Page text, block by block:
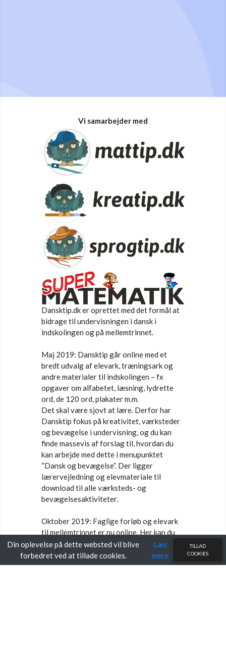
Din oplevelse på dette websted vil blive
forbedret ved at tillade cookies.
Læs
mere
TILLAD
COOKIES
Vi samarbejder med
Dansktip.dk er oprettet med det formål at
bidrage til undervisningen i dansk i
indskolingen og på mellemtrinnet.
Maj 2019: Dansktip går online med et
bredt udvalg af elevark, træningsark og
andre materialer til indskolingen – fx
opgaver om alfabetet, læsning, lydrette
ord, de 120 ord, plakater m.m.
Det skal være sjovt at lære. Derfor har
Dansktip fokus på kreativitet, værksteder
og bevægelse i undervisning, og du kan
finde massevis af forslag til, hvordan du
kan arbejde med dette i menupunktet
“Dansk og bevægelse”. Der ligger
lærervejledning og elevmateriale til
download til alle værksteds- og
bevægelsesaktiviteter.
Oktober 2019: Faglige forløb og elevark
til mellemtrinnet er nu online. Her kan du
printe grammatikopgaver, skriveopgaver,
månedsopgaver m.m.